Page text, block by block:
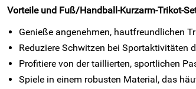
Vorteile und Fuß/Handball-Kurzarm-Trikot-
Genieße angenehmen, hautfreundlichen
Reduziere Schwitzen bei Sportaktivitäten
Profitiere von der taillierten, sportlichen
Spiele in einem robusten Material, das